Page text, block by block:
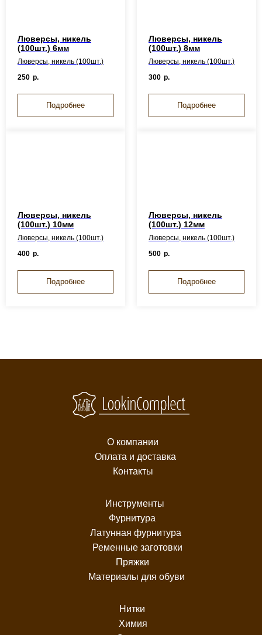
Люверсы, никель
(100шт.) 6мм
Люверсы, никель (100шт.)
250 р.
Подробнее
Люверсы, никель
(100шт.) 8мм
Люверсы, никель (100шт.)
300 р.
Подробнее
Люверсы, никель
(100шт.) 10мм
Люверсы, никель (100шт.)
400 р.
Подробнее
Люверсы, никель
(100шт.) 12мм
Люверсы, никель (100шт.)
500 р.
Подробнее
О компании
Оплата и доставка
Контакты
Инструменты
Фурнитура
Латунная фурнитура
Ременные заготовки
Материалы для обуви
Пряжки
Нитки
Химия